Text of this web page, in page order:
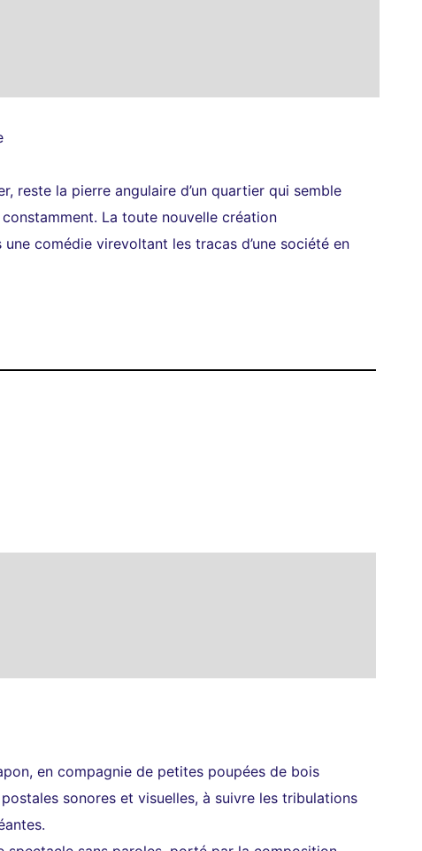
reste la pierre angulaire d’un quartier qui semble
La toute nouvelle création
comédie virevoltant les tracas d’une société en
en compagnie de petites poupées de bois
sonores et visuelles, à suivre les tribulations